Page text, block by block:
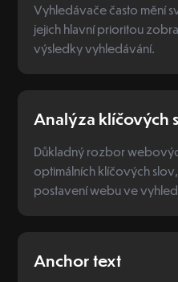
Vyhledávače často mění
jejich hlavní prioritou
výsledky vyhledávání.
Analýza klíčových
Důkladný rozbor
optimálních klíčových
postavení webu ve
Anchor text